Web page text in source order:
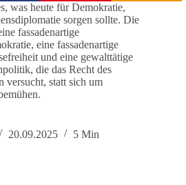
was heute für Demokratie,
sorgen sollte. Die
fassadenartige
eine fassadenartige
und eine gewalttätige
die das Recht des
versucht, statt sich um
20.09.2025 5 Min